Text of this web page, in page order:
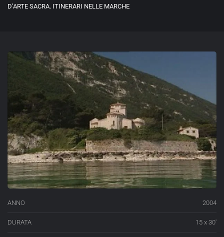
D’ARTE SACRA. ITINERARI NELLE MARCHE
ANNO 2004
DURATA 15 x 30′